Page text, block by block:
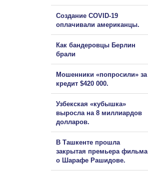
Создание COVID-19
оплачивали американцы.
Как бандеровцы Берлин
брали
Мошенники «попросили» за
кредит $420 000.
Узбекская «кубышка»
выросла на 8 миллиардов
долларов.
В Ташкенте прошла
закрытая премьера фильма
о Шарафе Рашидове.